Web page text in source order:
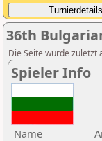
36th
Die Seite wurde zuletzt
Spieler Info
Name